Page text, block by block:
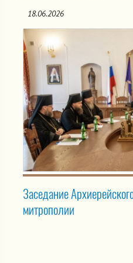
18.06.2026
Заседание
митрополии